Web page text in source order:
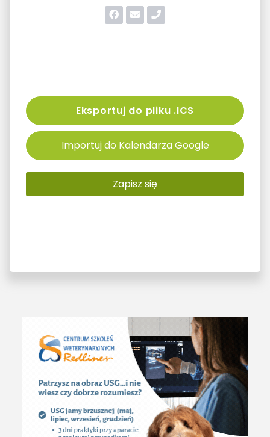
Eksportuj do pliku .ICS
Importuj do Kalendarza Google
Zapisz się